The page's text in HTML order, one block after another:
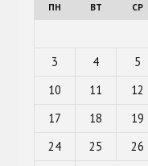
ПН ВТ СР
3
4 5
10
11 12
17
18 19
24
25 26